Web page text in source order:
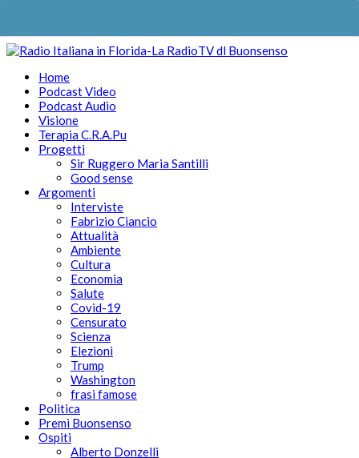
Home
Podcast Video
Podcast Audio
Visione
Terapia C.R.A.Pu
Progetti
Sir Ruggero Maria Santilli
Good sense
Argomenti
Interviste
Fabrizio Ciancio
Attualità
Ambiente
Cultura
Economia
Salute
Covid-19
Censurato
Scienza
Elezioni
Trump
Washington
frasi famose
Politica
Premi Buonsenso
Ospiti
Alberto Donzelli